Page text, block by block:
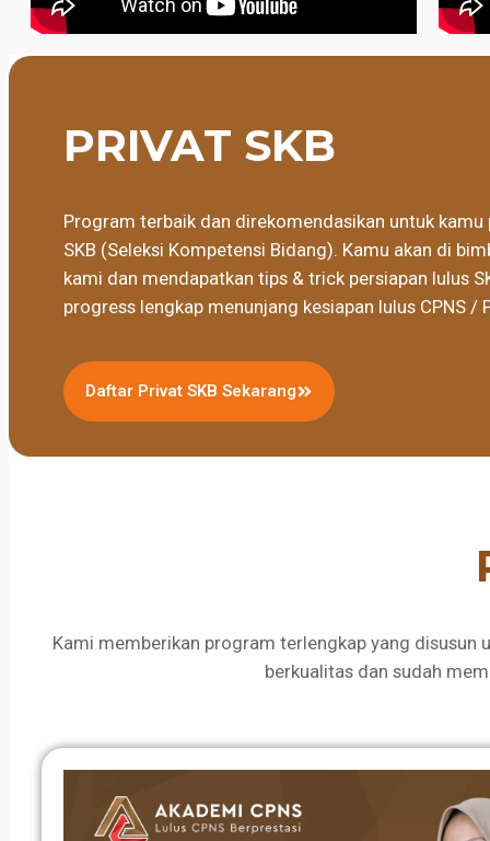
PRIVAT SKB
Program terbaik dan direkomendasikan untuk kamu
SKB (Seleksi Kompetensi Bidang). Kamu akan di
kami dan mendapatkan tips & trick persiapan lulus
progress lengkap menunjang kesiapan lulus CPNS /
Daftar Privat SKB Sekarang
Kami memberikan program terlengkap yang disusun
berkualitas dan sudah